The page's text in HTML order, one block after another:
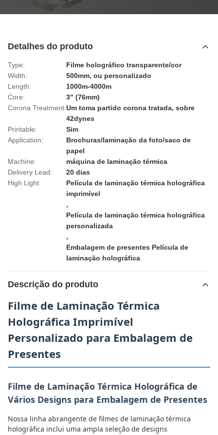
Detalhes do produto
Type:
Filme holográfico transparente/cor
Width:
500mm, ou personalizado
Length:
1000m-4000m
Core:
3" (76mm)
Corona Treatment:Um toma partido corona tratada, sobre
42dynes
Printable:
Sim
Application:
Brochuras/laminação da foto/saco de
papel
Machine:
máquina de laminação térmica
Delivery Lead:
20 dias
High Light:
Película de laminação térmica holográfica
imprimível
,
Película de laminação térmica holográfica
personalizada
,
Embalagem de presentes Película de
laminação holográfica
Descrição do produto
Filme de Laminação Térmica
Holográfica Imprimível
Personalizado para Embalagem de
Presentes
Filme de Laminação Térmica Holográfica de
Vários Designs para Embalagem de Presentes
Nossa linha abrangente de filmes de laminação térmica
holográfica inclui uma ampla seleção de designs